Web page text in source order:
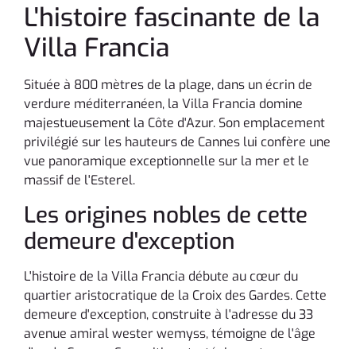
L'histoire fascinante de la
Villa Francia
Située à 800 mètres de la plage, dans un écrin de
verdure méditerranéen, la Villa Francia domine
majestueusement la Côte d'Azur. Son emplacement
privilégié sur les hauteurs de Cannes lui confère une
vue panoramique exceptionnelle sur la mer et le
massif de l'Esterel.
Les origines nobles de cette
demeure d'exception
L'histoire de la Villa Francia débute au cœur du
quartier aristocratique de la Croix des Gardes. Cette
demeure d'exception, construite à l'adresse du 33
avenue amiral wester wemyss, témoigne de l'âge